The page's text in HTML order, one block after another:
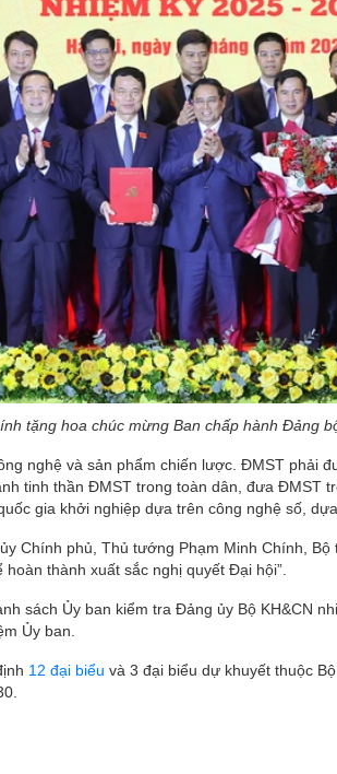
tặng hoa chúc mừng Ban chấp hành Đảng
nghệ và sản phẩm chiến lược. ĐMST phải
tinh thần ĐMST trong toàn dân, đưa ĐMST
gia khởi nghiệp dựa trên công nghệ số,
Chính phủ, Thủ tướng Phạm Minh Chính, Bộ
thành xuất sắc nghị quyết Đại hội”.
sách Ủy ban kiểm tra Đảng ủy Bộ KH&CN
Ủy ban.
12 đại biểu và 3 đại biểu dự khuyết thuộc